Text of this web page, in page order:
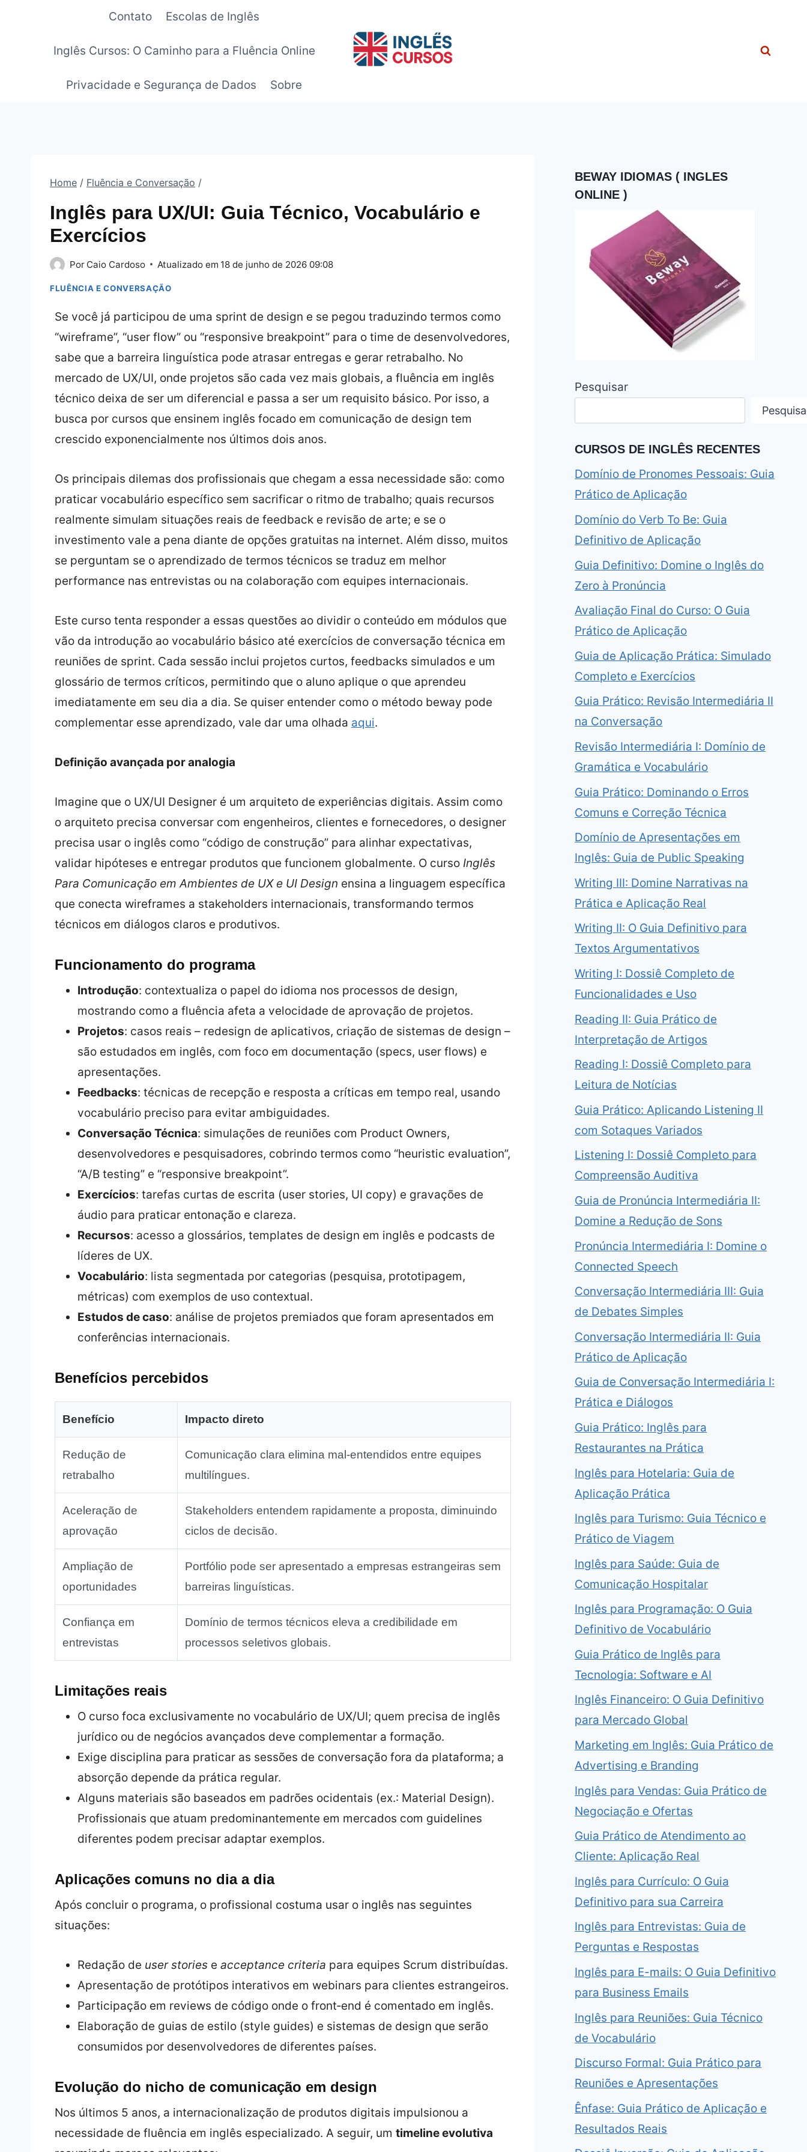
Contato Escolas de Inglês
Inglês Cursos: O Caminho para a Fluência Online
Privacidade e Segurança de Dados Sobre
Home / Fluência e Conversação /
Inglês para UX/UI: Guia Técnico, Vocabulário e
Exercícios
Por Caio Cardoso Atualizado em 18 de junho de 2026 09:08
FLUÊNCIA E CONVERSAÇÃO
Se você já participou de uma sprint de design e se pegou traduzindo termos como
“wireframe”, “user flow” ou “responsive breakpoint” para o time de desenvolvedores,
sabe que a barreira linguística pode atrasar entregas e gerar retrabalho. No
mercado de UX/UI, onde projetos são cada vez mais globais, a fluência em inglês
técnico deixa de ser um diferencial e passa a ser um requisito básico. Por isso, a
busca por cursos que ensinem inglês focado em comunicação de design tem
crescido exponencialmente nos últimos dois anos.
Os principais dilemas dos profissionais que chegam a essa necessidade são: como
praticar vocabulário específico sem sacrificar o ritmo de trabalho; quais recursos
realmente simulam situações reais de feedback e revisão de arte; e se o
investimento vale a pena diante de opções gratuitas na internet. Além disso, muitos
se perguntam se o aprendizado de termos técnicos se traduz em melhor
performance nas entrevistas ou na colaboração com equipes internacionais.
Este curso tenta responder a essas questões ao dividir o conteúdo em módulos que
vão da introdução ao vocabulário básico até exercícios de conversação técnica em
reuniões de sprint. Cada sessão inclui projetos curtos, feedbacks simulados e um
glossário de termos críticos, permitindo que o aluno aplique o que aprendeu
imediatamente em seu dia a dia. Se quiser entender como o método beway pode
complementar esse aprendizado, vale dar uma olhada aqui.
Definição avançada por analogia
Imagine que o UX/UI Designer é um arquiteto de experiências digitais. Assim como
o arquiteto precisa conversar com engenheiros, clientes e fornecedores, o designer
precisa usar o inglês como “código de construção” para alinhar expectativas,
validar hipóteses e entregar produtos que funcionem globalmente. O curso Inglês
Para Comunicação em Ambientes de UX e UI Design ensina a linguagem específica
que conecta wireframes a stakeholders internacionais, transformando termos
técnicos em diálogos claros e produtivos.
Funcionamento do programa
Introdução: contextualiza o papel do idioma nos processos de design,
mostrando como a fluência afeta a velocidade de aprovação de projetos.
Projetos: casos reais – redesign de aplicativos, criação de sistemas de design –
são estudados em inglês, com foco em documentação (specs, user flows) e
apresentações.
Feedbacks: técnicas de recepção e resposta a críticas em tempo real, usando
vocabulário preciso para evitar ambiguidades.
Conversação Técnica: simulações de reuniões com Product Owners,
desenvolvedores e pesquisadores, cobrindo termos como “heuristic evaluation”,
“A/B testing” e “responsive breakpoint”.
Exercícios: tarefas curtas de escrita (user stories, UI copy) e gravações de
áudio para praticar entonação e clareza.
Recursos: acesso a glossários, templates de design em inglês e podcasts de
líderes de UX.
Vocabulário: lista segmentada por categorias (pesquisa, prototipagem,
métricas) com exemplos de uso contextual.
Estudos de caso: análise de projetos premiados que foram apresentados em
conferências internacionais.
Benefícios percebidos
Benefício Impacto direto
Redução de
retrabalho
Comunicação clara elimina mal‑entendidos entre equipes
multilíngues.
Aceleração de
aprovação
Stakeholders entendem rapidamente a proposta, diminuindo
ciclos de decisão.
Ampliação de
oportunidades
Portfólio pode ser apresentado a empresas estrangeiras sem
barreiras linguísticas.
Confiança em
entrevistas
Domínio de termos técnicos eleva a credibilidade em
processos seletivos globais.
Limitações reais
O curso foca exclusivamente no vocabulário de UX/UI; quem precisa de inglês
jurídico ou de negócios avançados deve complementar a formação.
Exige disciplina para praticar as sessões de conversação fora da plataforma; a
absorção depende da prática regular.
Alguns materiais são baseados em padrões ocidentais (ex.: Material Design).
Profissionais que atuam predominantemente em mercados com guidelines
diferentes podem precisar adaptar exemplos.
Aplicações comuns no dia a dia
Após concluir o programa, o profissional costuma usar o inglês nas seguintes
situações:
Redação de user storiese acceptance criteria para equipes Scrum distribuídas.
Apresentação de protótipos interativos em webinars para clientes estrangeiros.
Participação em reviews de código onde o front‑end é comentado em inglês.
Elaboração de guias de estilo (style guides) e sistemas de design que serão
consumidos por desenvolvedores de diferentes países.
Evolução do nicho de comunicação em design
Nos últimos 5 anos, a internacionalização de produtos digitais impulsionou a
necessidade de fluência em inglês especializado. A seguir, um timeline evolutiva
BEWAY IDIOMAS ( INGLES
ONLINE )
Pesquisar
CURSOS DE INGLÊS RECENTES
Domínio de Pronomes Pessoais: Guia
Prático de Aplicação
Domínio do Verb To Be: Guia
Definitivo de Aplicação
Guia Definitivo: Domine o Inglês do
Zero à Pronúncia
Avaliação Final do Curso: O Guia
Prático de Aplicação
Guia de Aplicação Prática: Simulado
Completo e Exercícios
Guia Prático: Revisão Intermediária II
na Conversação
Revisão Intermediária I: Domínio de
Gramática e Vocabulário
Guia Prático: Dominando o Erros
Comuns e Correção Técnica
Domínio de Apresentações em
Inglês: Guia de Public Speaking
Writing III: Domine Narrativas na
Prática e Aplicação Real
Writing II: O Guia Definitivo para
Textos Argumentativos
Writing I: Dossiê Completo de
Funcionalidades e Uso
Reading II: Guia Prático de
Interpretação de Artigos
Reading I: Dossiê Completo para
Leitura de Notícias
Guia Prático: Aplicando Listening II
com Sotaques Variados
Listening I: Dossiê Completo para
Compreensão Auditiva
Guia de Pronúncia Intermediária II:
Domine a Redução de Sons
Pronúncia Intermediária I: Domine o
Connected Speech
Conversação Intermediária III: Guia
de Debates Simples
Conversação Intermediária II: Guia
Prático de Aplicação
Guia de Conversação Intermediária I:
Prática e Diálogos
Guia Prático: Inglês para
Restaurantes na Prática
Inglês para Hotelaria: Guia de
Aplicação Prática
Inglês para Turismo: Guia Técnico e
Prático de Viagem
Inglês para Saúde: Guia de
Comunicação Hospitalar
Inglês para Programação: O Guia
Definitivo de Vocabulário
Guia Prático de Inglês para
Tecnologia: Software e AI
Inglês Financeiro: O Guia Definitivo
para Mercado Global
Marketing em Inglês: Guia Prático de
Advertising e Branding
Inglês para Vendas: Guia Prático de
Negociação e Ofertas
Guia Prático de Atendimento ao
Cliente: Aplicação Real
Inglês para Currículo: O Guia
Definitivo para sua Carreira
Inglês para Entrevistas: Guia de
Perguntas e Respostas
Inglês para E-mails: O Guia Definitivo
para Business Emails
Inglês para Reuniões: Guia Técnico
de Vocabulário
Discurso Formal: Guia Prático para
Reuniões e Apresentações
Ênfase: Guia Prático de Aplicação e
Resultados Reais